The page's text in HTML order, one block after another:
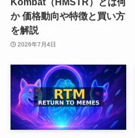
か 価格動向や特徴と買い方
を解説
2026年7月4日